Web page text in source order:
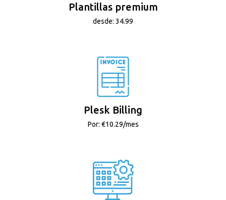
Plantillas premium
desde: 34.99
Plesk Billing
Por: €10.29/mes